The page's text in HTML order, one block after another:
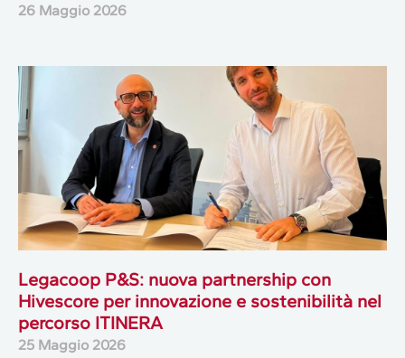
26 Maggio 2026
Legacoop P&S: nuova partnership con
Hivescore per innovazione e sostenibilità nel
percorso ITINERA
25 Maggio 2026